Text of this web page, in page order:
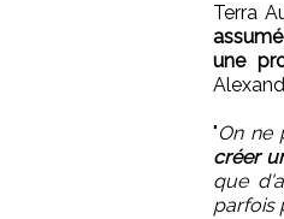
Terra
une
"On ne
créer
que
parfois